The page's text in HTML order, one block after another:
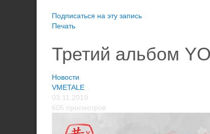
Подписаться на эту запись
Печать
Третий альбом
Новости
VMETALE
03.11.2019
605 просмотров